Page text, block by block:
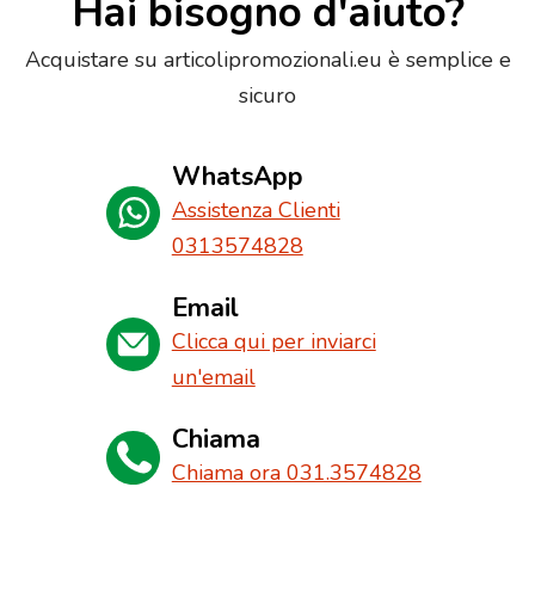
Hai bisogno d'aiuto?
Acquistare su articolipromozionali.eu è semplice e
sicuro
WhatsApp
Assistenza Clienti
0313574828
Email
Clicca qui per inviarci
un'email
Chiama
Chiama ora 031.3574828